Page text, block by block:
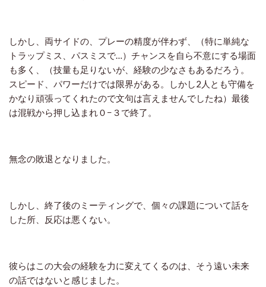
しかし、両サイドの、プレーの精度が伴わず、（特に単純な
トラップミス、パスミスで…）チャンスを自ら不意にする場面
も多く、（技量も足りないが、経験の少なさもあるだろう。
スピード、パワーだけでは限界がある。しかし2人とも守備を
かなり頑張ってくれたので文句は言えませんでしたね）最後
は混戦から押し込まれ０−３で終了。
無念の敗退となりました。
しかし、終了後のミーティングで、個々の課題について話を
した所、反応は悪くない。
彼らはこの大会の経験を力に変えてくるのは、そう遠い未来
の話ではないと感じました。